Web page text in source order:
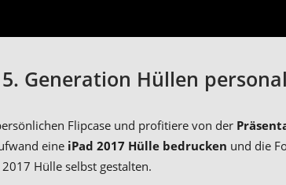
Generation Hüllen
Flipcase und profitiere von der
eine iPad 2017 Hülle bedrucken und die
Hülle selbst gestalten.